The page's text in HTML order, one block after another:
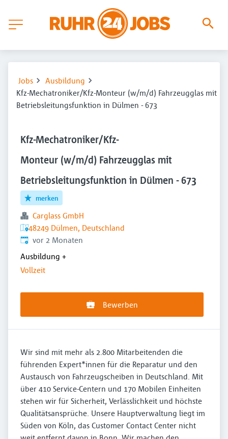
Jobs
Ausbildung
Kfz-Mechatroniker/Kfz-Monteur (w/m/d) Fahrzeugglas mit
Betriebsleitungsfunktion in Dülmen - 673
Kfz-Mechatroniker/Kfz-
Monteur (w/m/d) Fahrzeugglas mit
Betriebsleitungsfunktion in Dülmen - 673
merken
Carglass GmbH
48249 Dülmen, Deutschland
Veröffentlicht:
vor 2 Monaten
Ausbildung +
Vollzeit
Bewerben
Wir sind mit mehr als 2.800 Mitarbeitenden die
führenden Expert*innen für die Reparatur und den
Austausch von Fahrzeugscheiben in Deutschland. Mit
über 410 Service-Centern und 170 Mobilen Einheiten
stehen wir für Sicherheit, Verlässlichkeit und höchste
Qualitätsansprüche. Unsere Hauptverwaltung liegt im
Süden von Köln, das Customer Contact Center nicht